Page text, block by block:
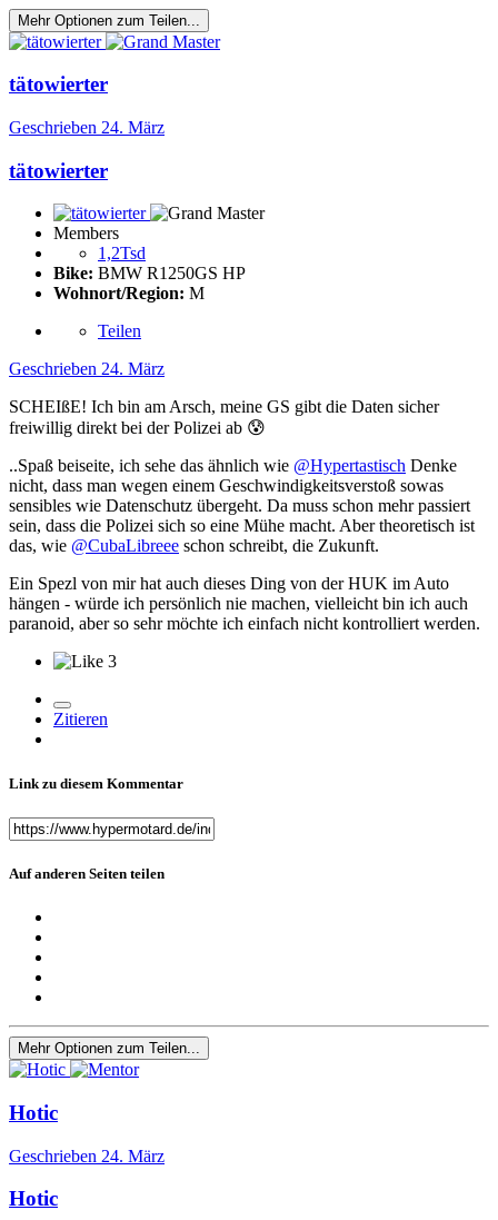
Mehr Optionen zum Teilen...
tätowierter
Geschrieben 24. März
tätowierter
Members
1,2Tsd
Bike: BMW R1250GS HP
Wohnort/Region: M
Teilen
Geschrieben 24. März
SCHEIßE! Ich bin am Arsch, meine GS gibt die Daten sicher
freiwillig direkt bei der Polizei ab 😰
..Spaß beiseite, ich sehe das ähnlich wie @Hypertastisch Denke
nicht, dass man wegen einem Geschwindigkeitsverstoß sowas
sensibles wie Datenschutz übergeht. Da muss schon mehr passiert
sein, dass die Polizei sich so eine Mühe macht. Aber theoretisch ist
das, wie @CubaLibreee schon schreibt, die Zukunft.
Ein Spezl von mir hat auch dieses Ding von der HUK im Auto
hängen - würde ich persönlich nie machen, vielleicht bin ich auch
paranoid, aber so sehr möchte ich einfach nicht kontrolliert werden.
3
Zitieren
Link zu diesem Kommentar
Auf anderen Seiten teilen
Mehr Optionen zum Teilen...
Hotic
Geschrieben 24. März
Hotic